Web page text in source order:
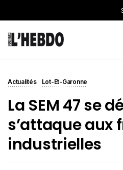
Actualités Lot-Et-Garonne
La SEM 47 se
s’attaque aux
industrielles